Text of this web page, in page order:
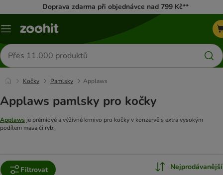
Doprava zdarma při objednávce nad 799 Kč**
Menu
Hledat
produkty
Kočky Pamlsky Applaws
Applaws pamlsky pro kočky
Applaws je prémiové a výživné krmivo pro kočky v konzervě s extra vysokým
podílem masa či ryb.
Filtrovat Nejprodávanější